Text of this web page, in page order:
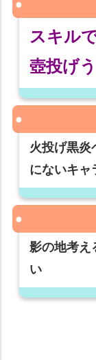
スキル
壺投げ
火投げ黒炎
にないキ
影の地考え
い